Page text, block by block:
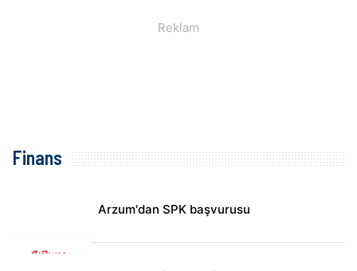
Finans
Arzum'dan SPK başvurusu